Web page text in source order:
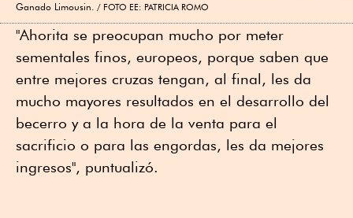
Ganado Limousin. FOTO EE: PATRICIA ROMO
"Ahorita se preocupan mucho por meter
sementales finos, europeos, porque saben que
entre mejores cruzas tengan, al final, les da
mucho mayores resultados en el desarrollo del
becerro y a la hora de la venta para el
sacrificio o para las engordas, les da mejores
ingresos", puntualizó.